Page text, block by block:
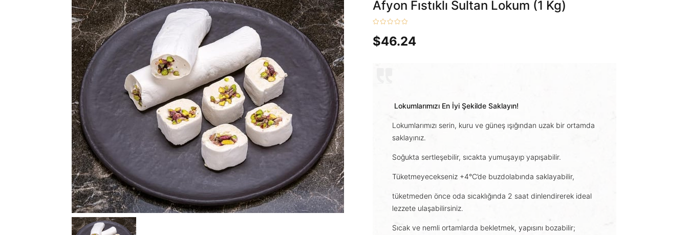
Afyon Fıstıklı Sultan Lokum (1 Kg)
$46.24
Lokumlarımızı En İyi Şekilde Saklayın!
Lokumlarımızı serin, kuru ve güneş ışığından uzak bir ortamda
saklayınız.
Soğukta sertleşebilir, sıcakta yumuşayıp yapışabilir.
Tüketmeyecekseniz +4°C’de buzdolabında saklayabilir,
tüketmeden önce oda sıcaklığında 2 saat dinlendirerek ideal
lezzete ulaşabilirsiniz.
Sıcak ve nemli ortamlarda bekletmek, yapısını bozabilir;